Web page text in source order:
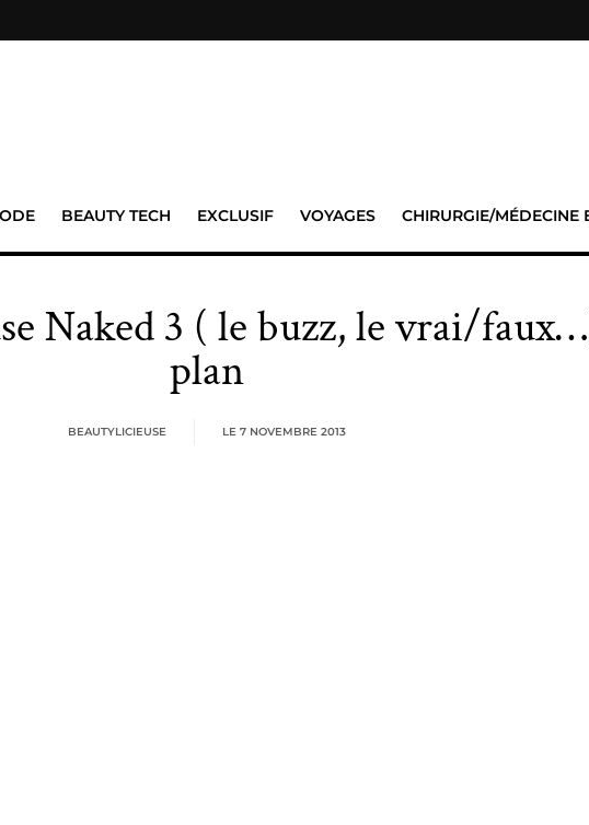
BEAUTY TECH EXCLUSIF VOYAGES CHIRURGIE/MÉDECINE
Naked 3 ( le buzz, le vrai/
plan
BEAUTYLICIEUSE LE 7 NOVEMBRE 2013